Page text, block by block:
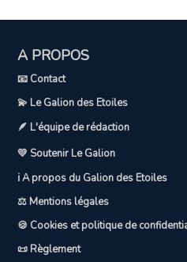
A PROPOS
📧 Contact
💫 Le Galion des Etoiles
🪶 L'équipe de rédaction
💛 Soutenir Le Galion
ℹ️ A propos du Galion des Etoiles
⚖️ Mentions légales
🍪 Cookies et politique de
📜 Règlement